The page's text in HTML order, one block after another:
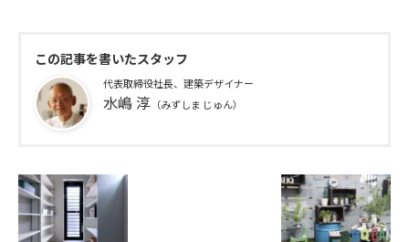
この記事を書いたスタッフ
代表取締役社長、建築デザイナー
水嶋 淳 （みずしま じゅん）